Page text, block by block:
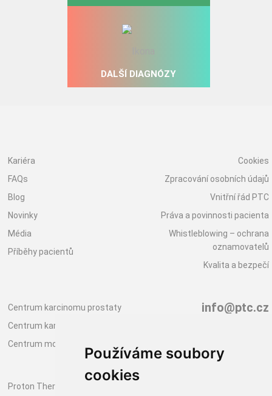
Používáme soubory
cookies
DALŠÍ DIAGNÓZY
Kariéra
FAQs
Blog
Novinky
Média
Příběhy pacientů
Cookies
Zpracování osobních údajů
Vnitřní řád PTC
Práva a povinnosti pacienta
Whistleblowing – ochrana
oznamovatelů
Kvalita a bezpečí
Centrum karcinomu prostaty
Centrum karcinomu prsu
Centrum moderní diagnostiky
info@ptc.cz
Proton Therapy Center Czech